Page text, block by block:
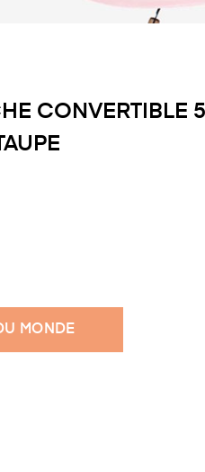
CONVERTIBLE
MONDE